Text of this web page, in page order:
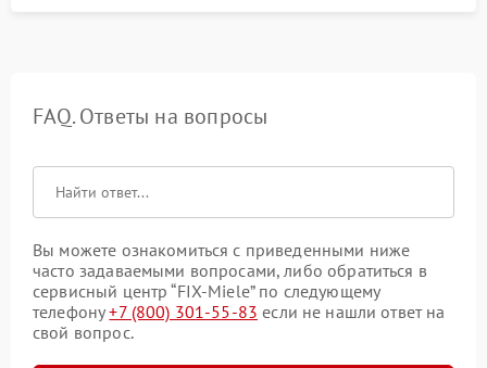
FAQ. Ответы на вопросы
Вы можете ознакомиться с приведенными ниже
часто задаваемыми вопросами, либо обратиться в
сервисный центр “FIX-Miele” по следующему
телефону+7 (800) 301-55-83 если не нашли ответ на
свой вопрос.